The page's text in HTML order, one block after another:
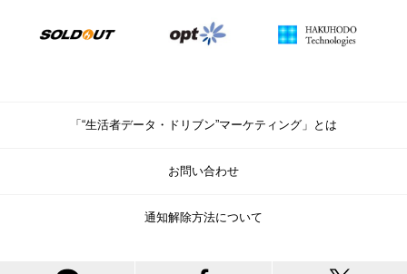
「“生活者データ・ドリブン”マーケティング」とは
お問い合わせ
通知解除方法について
© Copyright Hakuhodo DY Holdings Inc. All rights reserved.